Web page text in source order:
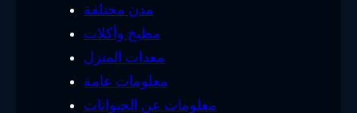
مدن مختلفة
مطبخ وأكلات
معدات المنزل
معلومات عامة
معلومات عن الحيوانات